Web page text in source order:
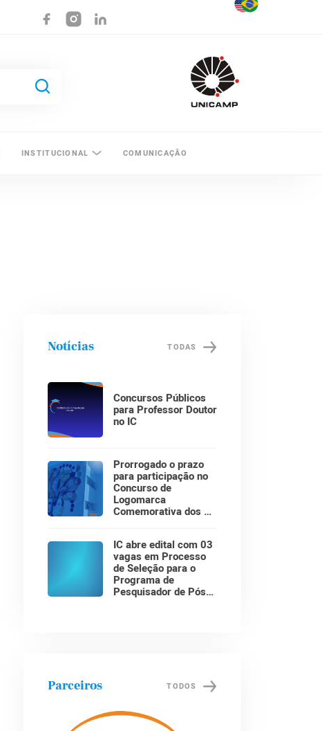
INSTITUCIONAL COMUNICAÇÃO
Notícias TODAS
Concursos Públicos
para Professor Doutor
no IC
Prorrogado o prazo
para participação no
Concurso de
Logomarca
Comemorativa dos 30
IC abre edital com 03
vagas em Processo
de Seleção para o
Programa de
Pesquisador de Pós-
Parceiros TODOS
Petrobras